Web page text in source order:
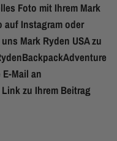
Foto mit Ihrem Mark
auf Instagram oder
Mark Ryden USA zu
Mail an
zu Ihrem Beitrag